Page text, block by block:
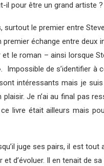
pour être un grand artiste ?
surtout le premier entre
échange entre deux
le roman – ainsi lorsque
Impossible de s’identifier à
intéressants mais je
Je n’ai au final pas
livre était ailleurs mais
juge ses pairs, il est tout
d’évoluer. Il en tenait de sa